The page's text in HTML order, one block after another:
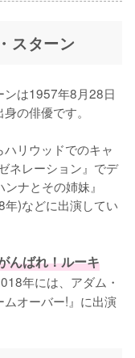
スターン
ンは1957年8月28日
の俳優です。
ハリウッドでのキャ
ネレーション』でデ
ナとその姉妹』
)などに出演してい
んばれ！ルーキ
年には、アダム・
オーバー!』に出演